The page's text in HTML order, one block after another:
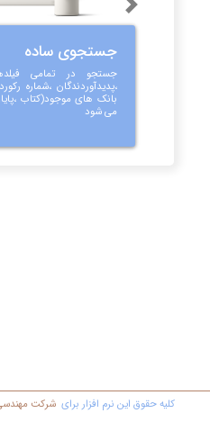
جستجوی ساده
جستجو در تمامی
،پدیدآوردندگان ،شماره
بانک های موجود(کتاب
می شود
Next
کليه حقوق اين نرم افزار برای شرکت